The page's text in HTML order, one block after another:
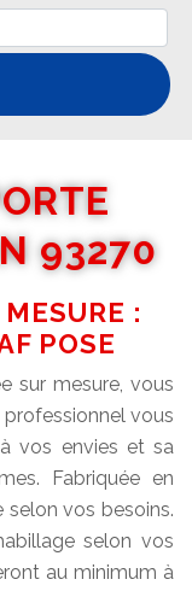
93270
:
POSE
sur mesure, vous
vous
vos envies et sa
Fabriquée en
selon vos besoins.
selon vos
au minimum à